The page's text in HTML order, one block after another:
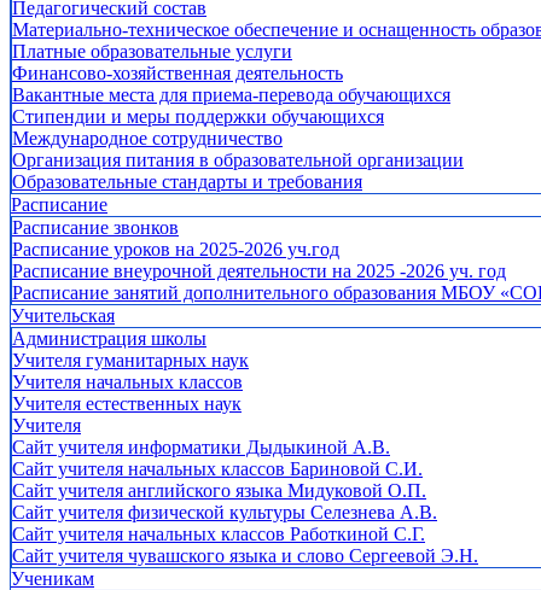
Педагогический состав
Материально-техническое обеспечение и оснащенность
Платные образовательные услуги
Финансово-хозяйственная деятельность
Вакантные места для приема-перевода обучающихся
Стипендии и меры поддержки обучающихся
Международное сотрудничество
Организация питания в образовательной организации
Образовательные стандарты и требования
Расписание
Расписание звонков
Расписание уроков на 2025-2026 уч.год
Расписание внеурочной деятельности на 2025 -2026 уч. год
Расписание занятий дополнительного образования МБОУ
Учительская
Администрация школы
Учителя гуманитарных наук
Учителя начальных классов
Учителя естественных наук
Учителя
Cайт учителя информатики Дыдыкиной А.В.
Сайт учителя начальных классов Бариновой С.И.
Сайт учителя английского языка Мидуковой О.П.
Сайт учителя физической культуры Селезнева А.В.
Сайт учителя начальных классов Работкиной С.Г.
Сайт учителя чувашского языка и слово Сергеевой Э.Н.
Ученикам